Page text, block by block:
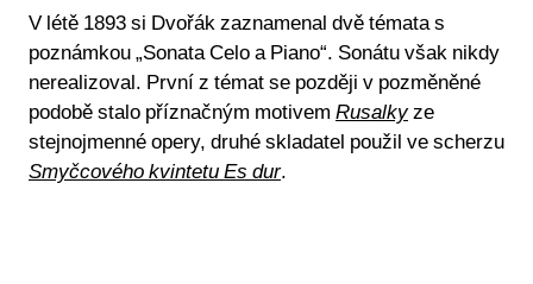
V létě 1893 si Dvořák zaznamenal dvě témata s
poznámkou „Sonata Celo a Piano“. Sonátu však nikdy
nerealizoval. První z témat se později v pozměněné
podobě stalo příznačným motivem Rusalkyze
stejnojmenné opery, druhé skladatel použil ve scherzu
Smyčcového kvintetu Es dur.